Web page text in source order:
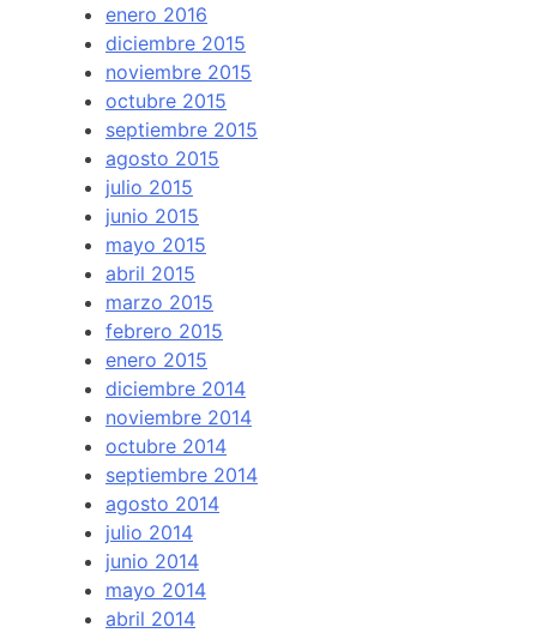
enero 2016
diciembre 2015
noviembre 2015
octubre 2015
septiembre 2015
agosto 2015
julio 2015
junio 2015
mayo 2015
abril 2015
marzo 2015
febrero 2015
enero 2015
diciembre 2014
noviembre 2014
octubre 2014
septiembre 2014
agosto 2014
julio 2014
junio 2014
mayo 2014
abril 2014